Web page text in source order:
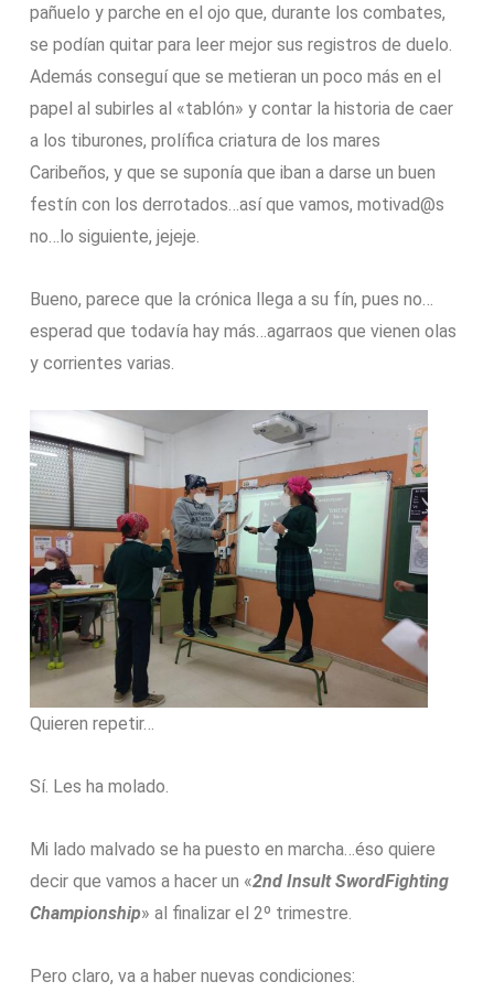
pañuelo y parche en el ojo que, durante los combates,
se podían quitar para leer mejor sus registros de duelo.
Además conseguí que se metieran un poco más en el
papel al subirles al «tablón» y contar la historia de caer
a los tiburones, prolífica criatura de los mares
Caribeños, y que se suponía que iban a darse un buen
festín con los derrotados…así que vamos, motivad@s
no…lo siguiente, jejeje.
Bueno, parece que la crónica llega a su fín, pues no…
esperad que todavía hay más…agarraos que vienen olas
y corrientes varias.
Quieren repetir…
Sí. Les ha molado.
Mi lado malvado se ha puesto en marcha…éso quiere
decir que vamos a hacer un «2nd Insult SwordFighting
Championship» al finalizar el 2º trimestre.
Pero claro, va a haber nuevas condiciones: